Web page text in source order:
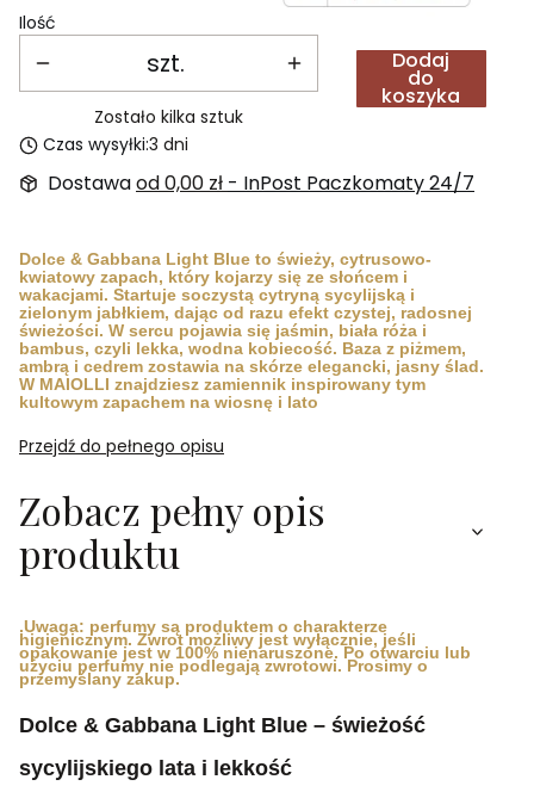
Ilość
szt.
Zostało kilka sztuk
Dodaj
do
koszyka
Czas wysyłki:3 dni
Dostawaod 0,00 zł - InPost Paczkomaty 24/7
Dolce & Gabbana Light Blue to świeży, cytrusowo-
kwiatowy zapach, który kojarzy się ze słońcem i
wakacjami. Startuje soczystą cytryną sycylijską i
zielonym jabłkiem, dając od razu efekt czystej, radosnej
świeżości. W sercu pojawia się jaśmin, biała róża i
bambus, czyli lekka, wodna kobiecość. Baza z piżmem,
ambrą i cedrem zostawia na skórze elegancki, jasny ślad.
W MAIOLLI znajdziesz zamiennik inspirowany tym
kultowym zapachem na wiosnę i lato
Przejdź do pełnego opisu
Zobacz pełny opis
produktu
.Uwaga: perfumy są produktem o charakterze
higienicznym. Zwrot możliwy jest wyłącznie, jeśli
opakowanie jest w 100% nienaruszone. Po otwarciu lub
użyciu perfumy nie podlegają zwrotowi. Prosimy o
przemyślany zakup.
Dolce & Gabbana Light Blue – świeżość
sycylijskiego lata i lekkość